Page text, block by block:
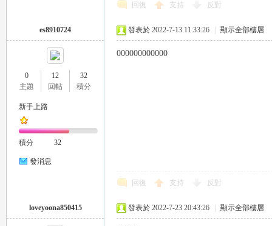
回復 支持 反對
es8910724
0
主題
12
回帖
32
積分
新手上路
積分 32
發消息
發表於 2022-7-13 11:33:26 顯示全部樓層
000000000000
回復 支持 反對
loveyoona850415 發表於 2022-7-23 20:43:26 顯示全部樓層